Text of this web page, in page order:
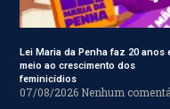
Lei Maria da Penha faz 20 anos
meio ao crescimento dos
feminicídios
07/08/2026 Nenhum